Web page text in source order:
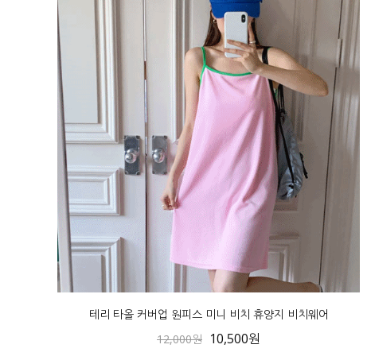
테리 타올 커버업 원피스 미니 비치 휴양지 비치웨어
12,000원 10,500원